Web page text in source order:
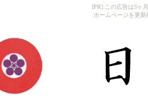
[PR] この広告は3ヶ
ホームページを更